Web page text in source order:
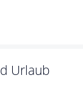
Urlaub